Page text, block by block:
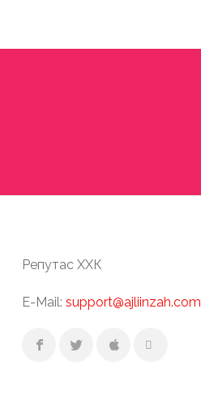
Репутас ХХК
E-Mail: support@ajliinzah.com